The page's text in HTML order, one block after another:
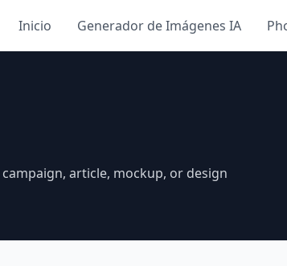
Inicio Generador de Imágenes IA
article, mockup, or design